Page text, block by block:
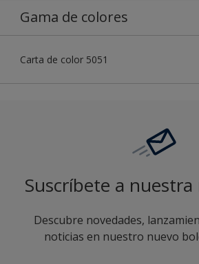
Gama de colores
Carta de color 5051
Suscríbete a
Descubre novedades,
noticias en nuestro nuevo